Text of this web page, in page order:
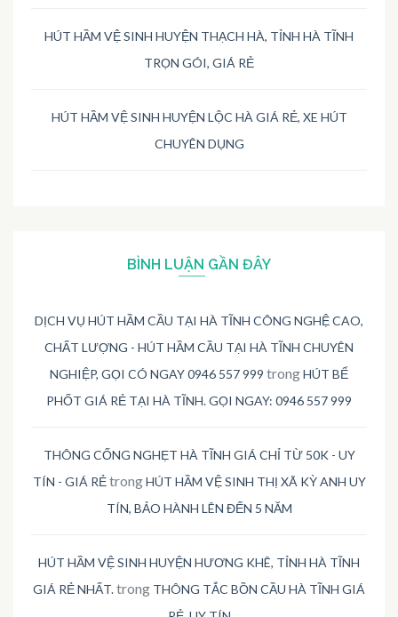
HÚT HẦM VỆ SINH HUYỆN THẠCH HÀ, TỈNH HÀ TĨNH
TRỌN GÓI, GIÁ RẺ
HÚT HẦM VỆ SINH HUYỆN LỘC HÀ GIÁ RẺ, XE HÚT
CHUYÊN DỤNG
BÌNH LUẬN GẦN ĐÂY
DỊCH VỤ HÚT HẦM CẦU TẠI HÀ TĨNH CÔNG NGHỆ CAO,
CHẤT LƯỢNG - HÚT HẦM CẦU TẠI HÀ TĨNH CHUYÊN
NGHIỆP, GỌI CÓ NGAY 0946 557 999 trongHÚT BỂ
PHỐT GIÁ RẺ TẠI HÀ TĨNH. GỌI NGAY: 0946 557 999
THÔNG CỐNG NGHẸT HÀ TĨNH GIÁ CHỈ TỪ 50K - UY
TÍN - GIÁ RẺtrongHÚT HẦM VỆ SINH THỊ XÃ KỲ ANH UY
TÍN, BẢO HÀNH LÊN ĐẾN 5 NĂM
HÚT HẦM VỆ SINH HUYỆN HƯƠNG KHÊ, TỈNH HÀ TĨNH
GIÁ RẺ NHẤT.trong THÔNG TẮC BỒN CẦU HÀ TĨNH GIÁ